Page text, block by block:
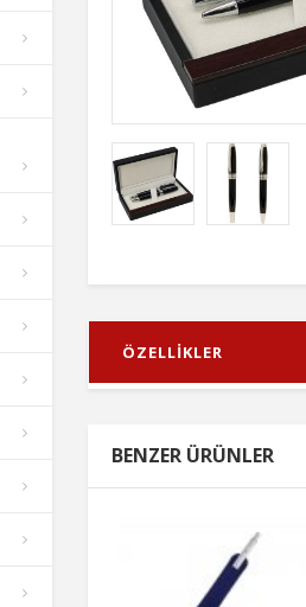
ÖZELLİKLER
BENZER ÜRÜNLER